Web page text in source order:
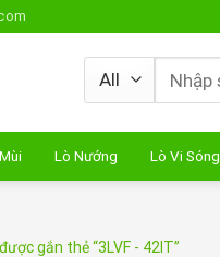
Tìm
kiếm:
Lò Nướng Lò Vi Sóng
gắn thẻ “3LVF - 42IT”